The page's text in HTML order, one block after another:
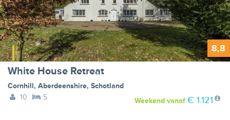
8,8
White House Retreat
Cornhill, Aberdeenshire, Schotland
10
5 Weekendvanaf € 1.121